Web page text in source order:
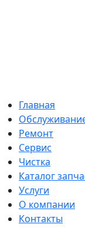
Главная
Ремонт
Сервис
Чистка
Каталог
Услуги
О компании
Контакты